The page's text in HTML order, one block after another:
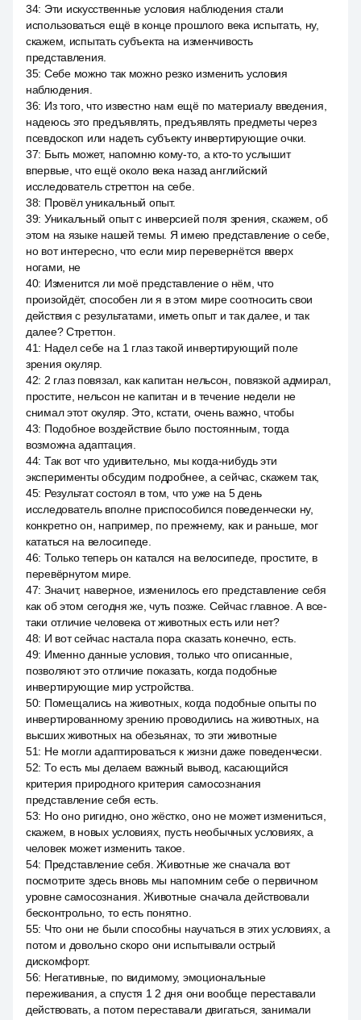
34: Эти искусственные условия наблюдения стали
использоваться ещё в конце прошлого века испытать, ну,
скажем, испытать субъекта на изменчивость
представления.
35: Себе можно так можно резко изменить условия
наблюдения.
36: Из того, что известно нам ещё по материалу введения,
надеюсь это предъявлять, предъявлять предметы через
псевдоскоп или надеть субъекту инвертирующие очки.
37: Быть может, напомню кому-то, а кто-то услышит
впервые, что ещё около века назад английский
исследователь стреттон на себе.
38: Провёл уникальный опыт.
39: Уникальный опыт с инверсией поля зрения, скажем, об
этом на языке нашей темы. Я имею представление о себе,
но вот интересно, что если мир перевернётся вверх
ногами, не
40: Изменится ли моё представление о нём, что
произойдёт, способен ли я в этом мире соотносить свои
действия с результатами, иметь опыт и так далее, и так
далее? Стреттон.
41: Надел себе на 1 глаз такой инвертирующий поле
зрения окуляр.
42: 2 глаз повязал, как капитан нельсон, повязкой адмирал,
простите, нельсон не капитан и в течение недели не
снимал этот окуляр. Это, кстати, очень важно, чтобы
43: Подобное воздействие было постоянным, тогда
возможна адаптация.
44: Так вот что удивительно, мы когда-нибудь эти
эксперименты обсудим подробнее, а сейчас, скажем так,
45: Результат состоял в том, что уже на 5 день
исследователь вполне приспособился поведенчески ну,
конкретно он, например, по прежнему, как и раньше, мог
кататься на велосипеде.
46: Только теперь он катался на велосипеде, простите, в
перевёрнутом мире.
47: Значит, наверное, изменилось его представление себя
как об этом сегодня же, чуть позже. Сейчас главное. А все-
таки отличие человека от животных есть или нет?
48: И вот сейчас настала пора сказать конечно, есть.
49: Именно данные условия, только что описанные,
позволяют это отличие показать, когда подобные
инвертирующие мир устройства.
50: Помещались на животных, когда подобные опыты по
инвертированному зрению проводились на животных, на
высших животных на обезьянах, то эти животные
51: Не могли адаптироваться к жизни даже поведенчески.
52: То есть мы делаем важный вывод, касающийся
критерия природного критерия самосознания
представление себя есть.
53: Но оно ригидно, оно жёстко, оно не может измениться,
скажем, в новых условиях, пусть необычных условиях, а
человек может изменить такое.
54: Представление себя. Животные же сначала вот
посмотрите здесь вновь мы напомним себе о первичном
уровне самосознания. Животные сначала действовали
бесконтрольно, то есть понятно.
55: Что они не были способны научаться в этих условиях, а
потом и довольно скоро они испытывали острый
дискомфорт.
56: Негативные, по видимому, эмоциональные
переживания, а спустя 1 2 дня они вообще переставали
действовать, а потом переставали двигаться, занимали